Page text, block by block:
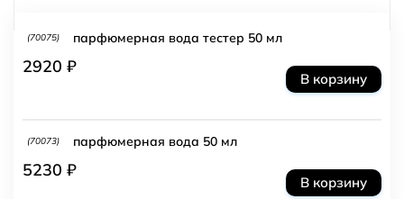
(70075) парфюмерная вода тестер 50 мл
2920 ₽
В корзину
(70073) парфюмерная вода 50 мл
5230 ₽
В корзину